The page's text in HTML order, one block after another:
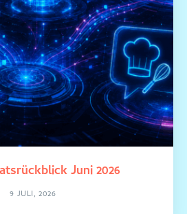
Juni 2026
9 JULI, 2026